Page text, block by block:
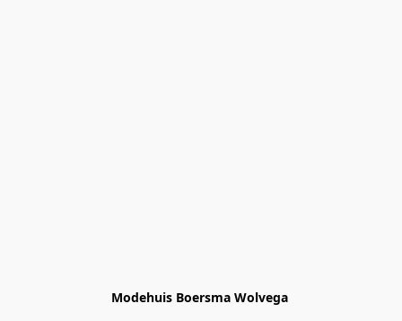
Modehuis Boersma Wolvega